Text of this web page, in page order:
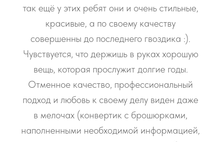
так ещё у этих ребят они и очень стильные,
красивые, а по своему качеству
совершенны до последнего гвоздика :).
Чувствуется, что держишь в руках хорошую
вещь, которая прослужит долгие годы.
Отменное качество, профессиональный
подход и любовь к своему делу виден даже
в мелочах (конвертик с брошюрками,
наполненными необходимой информацией,